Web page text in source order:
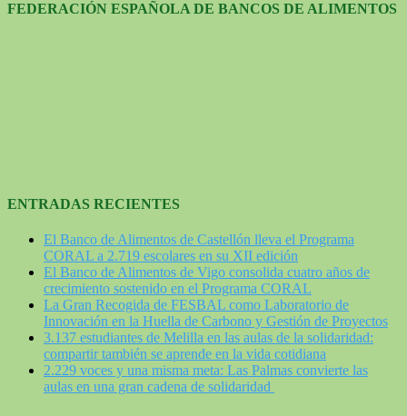
FEDERACIÓN ESPAÑOLA DE BANCOS DE ALIMENTOS
ENTRADAS RECIENTES
El Banco de Alimentos de Castellón lleva el Programa
CORAL a 2.719 escolares en su XII edición
El Banco de Alimentos de Vigo consolida cuatro años de
crecimiento sostenido en el Programa CORAL
La Gran Recogida de FESBAL como Laboratorio de
Innovación en la Huella de Carbono y Gestión de Proyectos
3.137 estudiantes de Melilla en las aulas de la solidaridad:
compartir también se aprende en la vida cotidiana
2.229 voces y una misma meta: Las Palmas convierte las
aulas en una gran cadena de solidaridad